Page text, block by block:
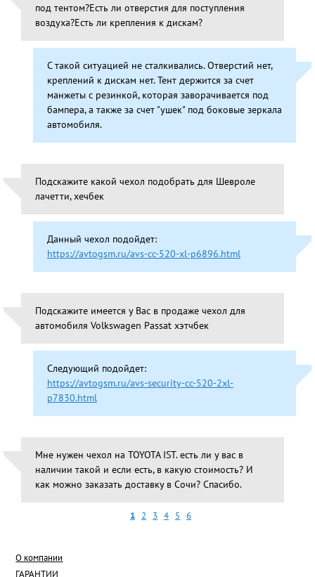
под тентом?Есть ли отверстия для поступления
воздуха?Есть ли крепления к дискам?
С такой ситуацией не сталкивались. Отверстий нет,
креплений к дискам нет. Тент держится за счет
манжеты с резинкой, которая заворачивается под
бампера, а также за счет "ушек" под боковые зеркала
автомобиля.
Подскажите какой чехол подобрать для Шевроле
лачетти, хечбек
Данный чехол подойдет:
https://avtogsm.ru/avs-cc-520-xl-p6896.html
Подскажите имеется у Вас в продаже чехол для
автомобиля Volkswagen Passat хэтчбек
Следующий подойдет:
https://avtogsm.ru/avs-security-cc-520-2xl-
p7830.html
Мне нужен чехол на TOYOTA IST. есть ли у вас в
наличии такой и если есть, в какую стоимость? И
как можно заказать доставку в Сочи? Спасибо.
1 2 3 4 5 6
О компании
ГАРАНТИИ